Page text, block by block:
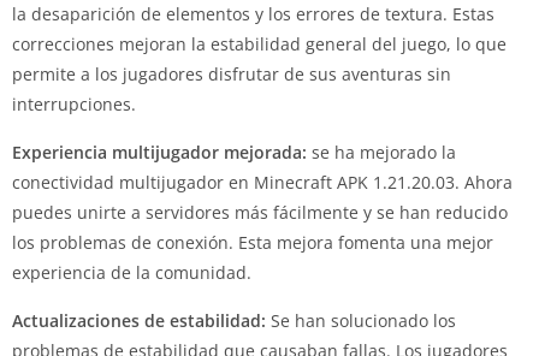
la desaparición de elementos y los errores de textura. Estas
correcciones mejoran la estabilidad general del juego, lo que
permite a los jugadores disfrutar de sus aventuras sin
interrupciones.
Experiencia multijugador mejorada: se ha mejorado la
conectividad multijugador en Minecraft APK 1.21.20.03. Ahora
puedes unirte a servidores más fácilmente y se han reducido
los problemas de conexión. Esta mejora fomenta una mejor
experiencia de la comunidad.
Actualizaciones de estabilidad: Se han solucionado los
problemas de estabilidad que causaban fallas. Los jugadores